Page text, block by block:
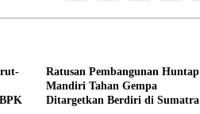
Ratusan Pembangunan Huntap
Mandiri Tahan Gempa
Ditargetkan Berdiri di Sumatra